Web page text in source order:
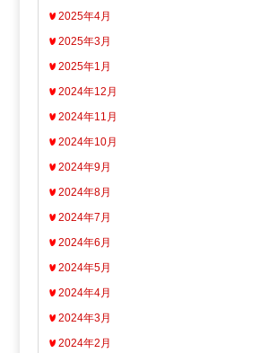
2025年4月
2025年3月
2025年1月
2024年12月
2024年11月
2024年10月
2024年9月
2024年8月
2024年7月
2024年6月
2024年5月
2024年4月
2024年3月
2024年2月